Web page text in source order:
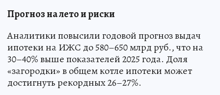
Прогноз на лето и риски
Аналитики повысили годовой прогноз выдач
ипотеки на ИЖС до 580–650 млрд руб., что на
30–40% выше показателей 2025 года. Доля
«загородки» в общем котле ипотеки может
достигнуть рекордных 26–27%.